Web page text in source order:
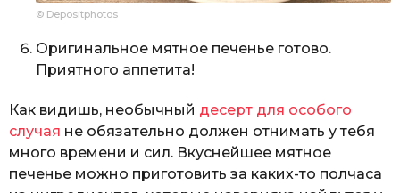
© Depositphotos
Оригинальное мятное печенье готово.
Приятного аппетита!
Как видишь, необычный десерт для особого
случая не обязательно должен отнимать у тебя
много времени и сил. Вкуснейшее мятное
печенье можно приготовить за каких-то полчаса